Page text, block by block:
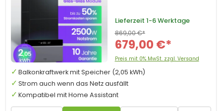
Lieferzeit 1-6 Werktage
679,00 €*
869,00 €*
Preis mit 0% MwSt. zzgl. Versand
Balkonkraftwerk mit Speicher (2,05 kWh)
Strom auch wenn das Netz ausfällt
Kompatibel mit Home Assistant